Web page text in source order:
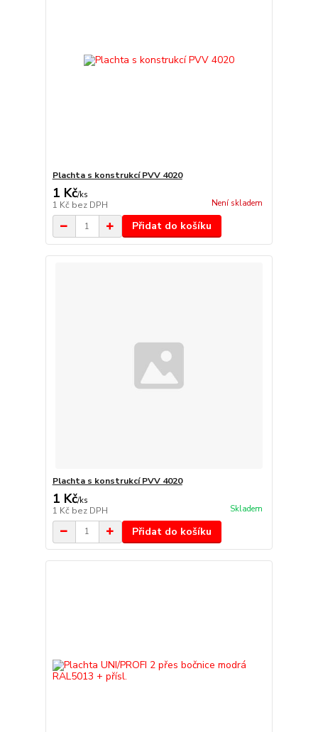
Plachta s konstrukcí PVV 4020
1 Kč/ks
1 Kč bez DPH Není skladem
Přidat do košíku
Plachta s konstrukcí PVV 4020
1 Kč/ks
1 Kč bez DPH Skladem
Přidat do košíku